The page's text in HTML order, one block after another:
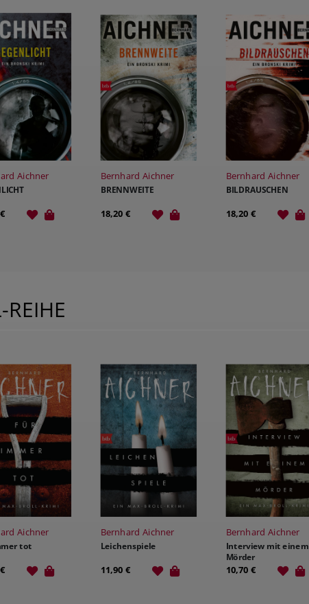
Aichner Bernhard Aichner
BRENNWEITE
18,20 €
Bernhard Aichner
BILDRAUSCHEN
18,20 €
Aichner
tot
Bernhard Aichner
Leichenspiele
11,90 €
Bernhard Aichner
Interview mit einem
Mörder
10,70 €